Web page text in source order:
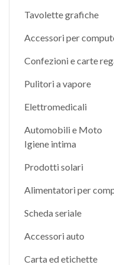
Tavolette grafiche
Accessori per
Confezioni e carte
Pulitori a vapore
Elettromedicali
Automobili e Moto
Igiene intima
Prodotti solari
Alimentatori per
Scheda seriale
Accessori auto
Carta ed etichette